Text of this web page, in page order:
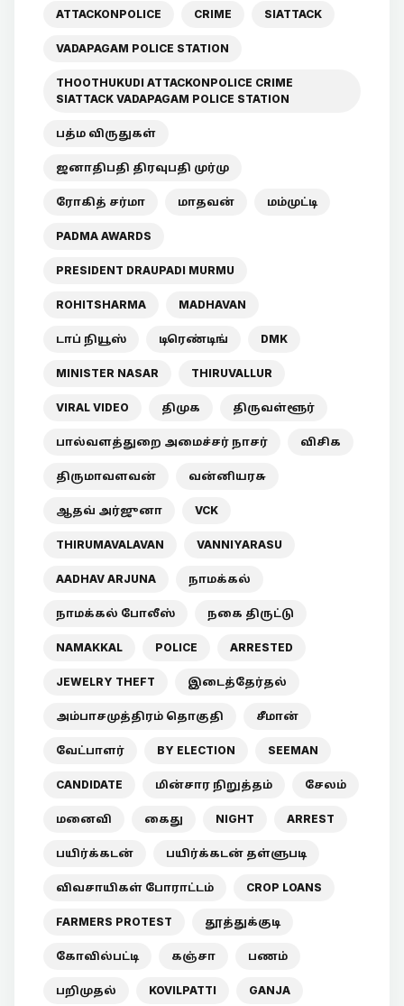
ATTACKONPOLICE CRIME SIATTACK
VADAPAGAM POLICE STATION
THOOTHUKUDI ATTACKONPOLICE CRIME
SIATTACK VADAPAGAM POLICE STATION
பத்ம விருதுகள்
ஜனாதிபதி திரவுபதி முர்மு
ரோகித் சர்மா மாதவன் மம்முட்டி
PADMA AWARDS
PRESIDENT DRAUPADI MURMU
ROHITSHARMA MADHAVAN
டாப் நியூஸ் டிரெண்டிங் DMK
MINISTER NASAR THIRUVALLUR
VIRAL VIDEO திமுக திருவள்ளூர்
பால்வளத்துறை அமைச்சர் நாசர் விசிக
திருமாவளவன் வன்னியரசு
ஆதவ் அர்ஜுனா VCK
THIRUMAVALAVAN VANNIYARASU
AADHAV ARJUNA நாமக்கல்
நாமக்கல் போலீஸ் நகை திருட்டு
NAMAKKAL POLICE ARRESTED
JEWELRY THEFT இடைத்தேர்தல்
அம்பாசமுத்திரம் தொகுதி சீமான்
வேட்பாளர் BY ELECTION SEEMAN
CANDIDATE மின்சார நிறுத்தம் சேலம்
மனைவி கைது NIGHT ARREST
பயிர்க்கடன் பயிர்க்கடன் தள்ளுபடி
விவசாயிகள் போராட்டம் CROP LOANS
FARMERS PROTEST தூத்துக்குடி
கோவில்பட்டி கஞ்சா பணம்
பறிமுதல் KOVILPATTI GANJA